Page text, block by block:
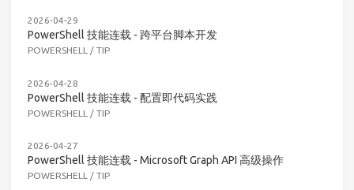
2026-04-29
PowerShell 技能连载 - 跨平台脚本开发
POWERSHELL / TIP
2026-04-28
PowerShell 技能连载 - 配置即代码实践
POWERSHELL / TIP
2026-04-27
PowerShell 技能连载 - Microsoft Graph API 高级操作
POWERSHELL / TIP